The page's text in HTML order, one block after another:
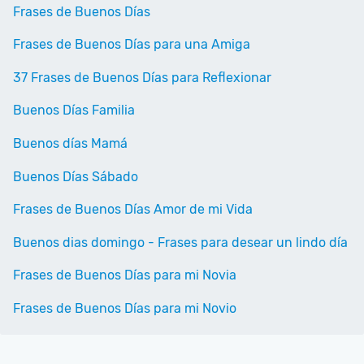
Frases de Buenos Días
Frases de Buenos Días para una Amiga
37 Frases de Buenos Días para Reflexionar
Buenos Días Familia
Buenos días Mamá
Buenos Días Sábado
Frases de Buenos Días Amor de mi Vida
Buenos dias domingo - Frases para desear un lindo día
Frases de Buenos Días para mi Novia
Frases de Buenos Días para mi Novio